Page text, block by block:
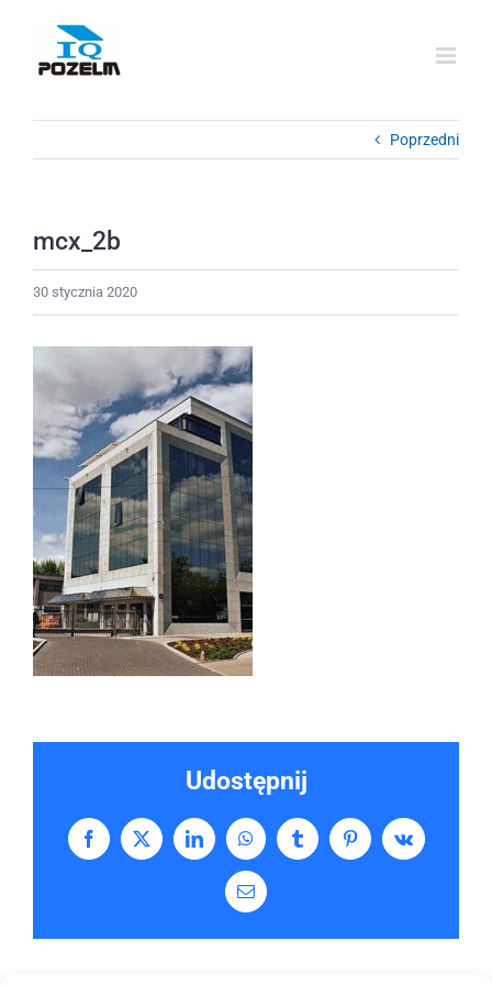
zawartości
Poprzedni
mcx_2b
30 stycznia 2020
Udostępnij
Facebook
X LinkedInWhatsAppTumblr PinterestVk
Email